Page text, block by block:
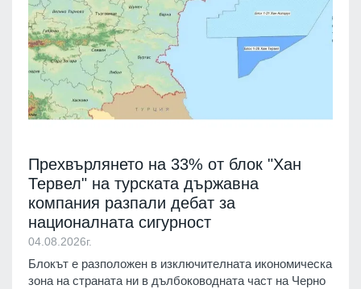
Прехвърлянето на 33% от блок "Хан
Тервел" на турската държавна
компания разпали дебат за
националната сигурност
04.08.2026г.
Блокът е разположен в изключителната икономическа
зона на страната ни в дълбоководната част на Черно